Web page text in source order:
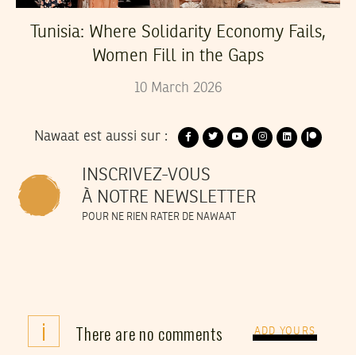
Tunisia: Where Solidarity Economy Fails,
Women Fill in the Gaps
10 March 2026
Nawaat est aussi sur :
INSCRIVEZ-VOUS
À NOTRE NEWSLETTER
POUR NE RIEN RATER DE NAWAAT
i There are no comments ADD YOURS